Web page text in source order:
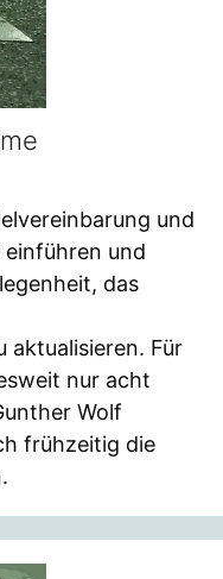
und
einführen und
das
aktualisieren. Für
nur acht
Wolf
frühzeitig die